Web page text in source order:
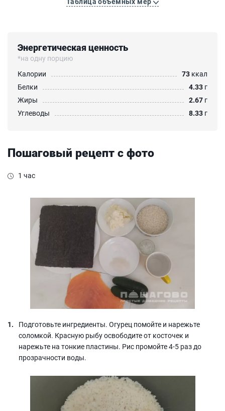
Энергетическая ценность
*на одну порцию
Калории
73 ккал
Белки
4.33 г
Жиры
2.67 г
Углеводы
8.33 г
Пошаговый рецепт с фото
1 час
Подготовьте ингредиенты. Огурец помойте и нарежьте
соломкой. Красную рыбу освободите от косточек и
нарежьте на тонкие пластины. Рис промойте 4-5 раз до
прозрачности воды.